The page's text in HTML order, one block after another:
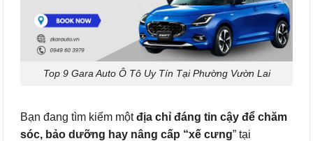
Top 9 Gara Auto Ô Tô Uy Tín Tại Phường Vườn Lai
Bạn đang tìm kiếm mộtđịa chỉ đáng tin cậy để chăm
sóc, bảo dưỡng hay nâng cấp “xế cưng” tại